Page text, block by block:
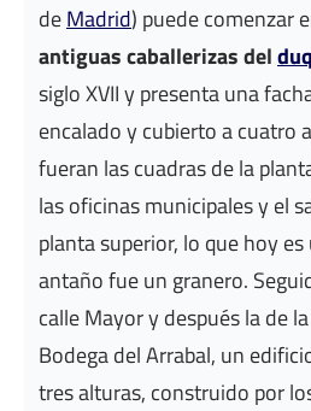
deMadrid) puede comenzar
antiguas caballerizas del
siglo XVII y presenta una
encalado y cubierto a cuatro
fueran las cuadras de la
las oficinas municipales y el
planta superior, lo que hoy
antaño fue un granero.
calle Mayor y después la de
Bodega del Arrabal, un
tres alturas, construido por